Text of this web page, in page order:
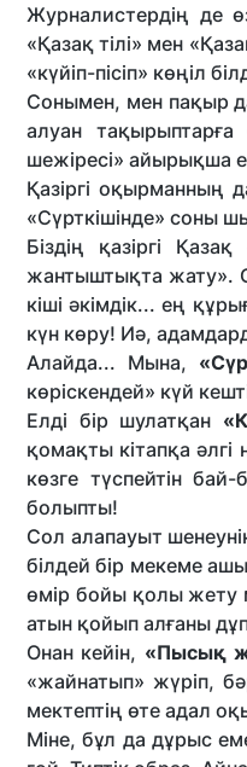
Журналистердің де
«Қазақ тілі» мен
«күйіп-пісіп» көңіл
Сонымен, мен пақыр
алуан
шежіресі» айырықша
Қазіргі
«Сүрткішінде» соны
Біздің қазіргі
жантыштықта жату».
кіші әкімдік... ең
күн көру! Иә,
Алайда... Мына,
көріскендей» күй
Елді бір шулатқан
қомақты кітапқа
көзге түспейтін
болыпты!
Сол алапауыт
білдей бір мекеме
өмір бойы қолы жету
атын қойып алғаны
Онан кейін, «Пысық
«жайнатып» жүріп,
мектептің өте адал
Міне, бұл да дұрыс